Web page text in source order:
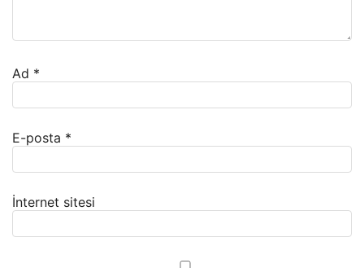
Ad *
E-posta *
İnternet sitesi